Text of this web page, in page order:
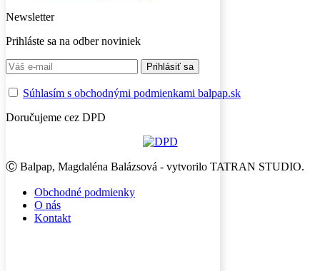
Newsletter
Prihláste sa na odber noviniek
Súhlasím s obchodnými podmienkami balpap.sk
Doručujeme cez DPD
Ⓒ Balpap, Magdaléna Balázsová - vytvorilo TATRAN STUDIO.
Obchodné podmienky
O nás
Kontakt